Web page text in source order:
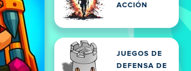
ACCIÓN
JUEGOS DE
DEFENSA DE